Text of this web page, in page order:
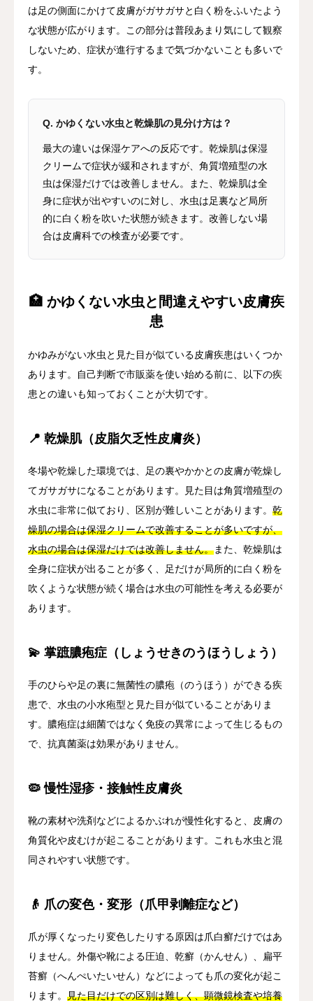
は足の側面にかけて皮膚がガサガサと白く粉をふいたよう
な状態が広がります。この部分は普段あまり気にして観察
しないため、症状が進行するまで気づかないことも多いで
す。
Q. かゆくない水虫と乾燥肌の見分け方は？
最大の違いは保湿ケアへの反応です。乾燥肌は保湿
クリームで症状が緩和されますが、角質増殖型の水
虫は保湿だけでは改善しません。また、乾燥肌は全
身に症状が出やすいのに対し、水虫は足裏など局所
的に白く粉を吹いた状態が続きます。改善しない場
合は皮膚科での検査が必要です。
🏥 かゆくない水虫と間違えやすい皮膚疾
患
かゆみがない水虫と見た目が似ている皮膚疾患はいくつか
あります。自己判断で市販薬を使い始める前に、以下の疾
患との違いも知っておくことが大切です。
📍 乾燥肌（皮脂欠乏性皮膚炎）
冬場や乾燥した環境では、足の裏やかかとの皮膚が乾燥し
てガサガサになることがあります。見た目は角質増殖型の
水虫に非常に似ており、区別が難しいことがあります。 乾
燥肌の場合は保湿クリームで改善することが多いですが、
水虫の場合は保湿だけでは改善しません。また、乾燥肌は
全身に症状が出ることが多く、足だけが局所的に白く粉を
吹くような状態が続く場合は水虫の可能性を考える必要が
あります。
💫 掌蹠膿疱症（しょうせきのうほうしょう）
手のひらや足の裏に無菌性の膿疱（のうほう）ができる疾
患で、水虫の小水疱型と見た目が似ていることがありま
す。膿疱症は細菌ではなく免疫の異常によって生じるもの
で、抗真菌薬は効果がありません。
🦠 慢性湿疹・接触性皮膚炎
靴の素材や洗剤などによるかぶれが慢性化すると、皮膚の
角質化や皮むけが起こることがあります。これも水虫と混
同されやすい状態です。
👴 爪の変色・変形（爪甲剥離症など）
爪が厚くなったり変色したりする原因は爪白癬だけではあ
りません。外傷や靴による圧迫、乾癬（かんせん）、扁平
苔癬（へんぺいたいせん）などによっても爪の変化が起こ
ります。 見た目だけでの区別は難しく、顕微鏡検査や培養